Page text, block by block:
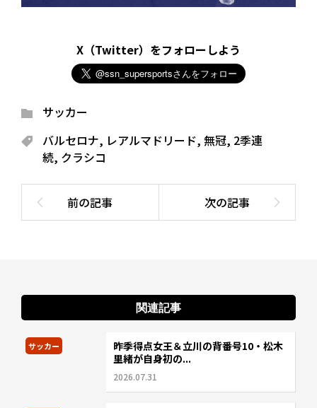
X（Twitter）をフォローしよう
サッカー
バルセロナ, レアルマドリード, 無冠, 2季連
続, クラシコ
関連記事
サッカー
昨季得点女王＆立川の背番号10・松木
里緒が自身初の...
2026.07.31